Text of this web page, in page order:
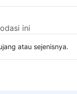
ini
atau sejenisnya.